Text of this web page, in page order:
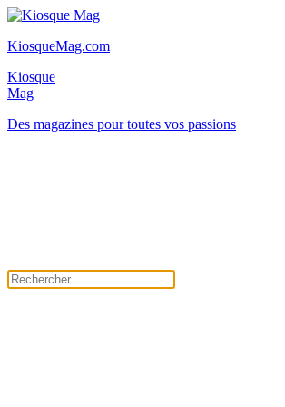
KiosqueMag.com
Kiosque
Mag
Des magazines pour toutes vos passions